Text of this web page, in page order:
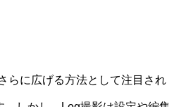
らに広げる方法として注目され